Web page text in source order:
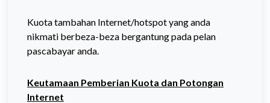
Kuota tambahan Internet/hotspot yang anda
nikmati berbeza-beza bergantung pada pelan
pascabayar anda.
Keutamaan Pemberian Kuota dan Potongan
Internet